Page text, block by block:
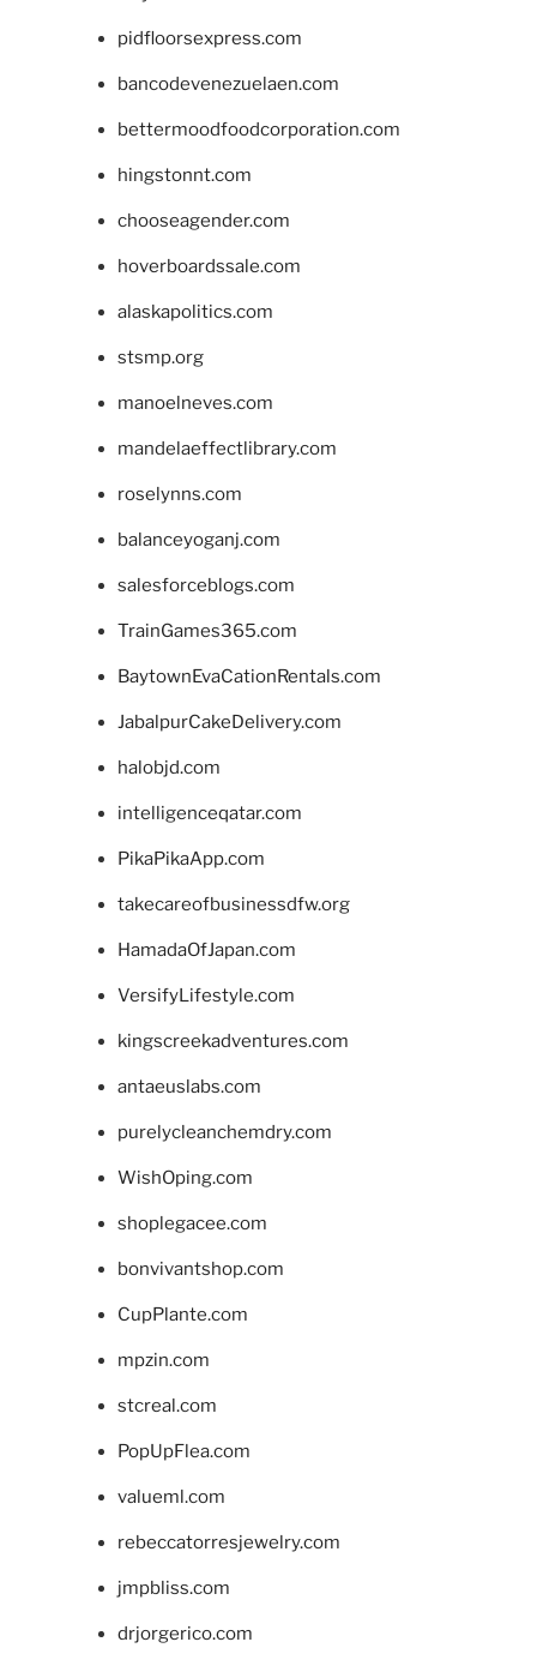
pidfloorsexpress.com
bancodevenezuelaen.com
bettermoodfoodcorporation.com
hingstonnt.com
chooseagender.com
hoverboardssale.com
alaskapolitics.com
stsmp.org
manoelneves.com
mandelaeffectlibrary.com
roselynns.com
balanceyoganj.com
salesforceblogs.com
TrainGames365.com
BaytownEvaCationRentals.com
JabalpurCakeDelivery.com
halobjd.com
intelligenceqatar.com
PikaPikaApp.com
takecareofbusinessdfw.org
HamadaOfJapan.com
VersifyLifestyle.com
kingscreekadventures.com
antaeuslabs.com
purelycleanchemdry.com
WishOping.com
shoplegacee.com
bonvivantshop.com
CupPlante.com
mpzin.com
stcreal.com
PopUpFlea.com
valueml.com
rebeccatorresjewelry.com
jmpbliss.com
drjorgerico.com